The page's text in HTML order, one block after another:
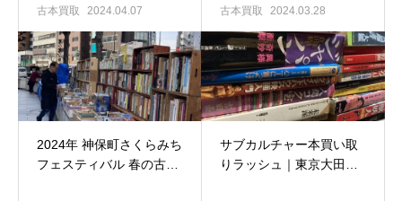
羽堂
古本買取 2024.04.07
揚羽堂
古本買取 2024.03.28
2024年 神保町さくらみち
フェスティバル 春の古本
サブカルチャー本買い取
りラッシュ｜東京大田区